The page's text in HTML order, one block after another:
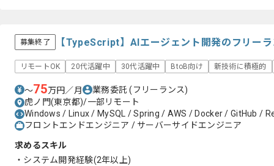
募集終了 【TypeScript】AIエージェント開発のフリー
リモートOK 20代活躍中 30代活躍中 BtoB向け 新技術に積極的
〜75万円／月 業務委託(フリーランス)
虎ノ門(東京都)/一部リモート
Windows / Linux / MySQL / Spring / AWS / Docker / GitHub /
フロントエンドエンジニア / サーバーサイドエンジニア
求めるスキル
・システム開発経験(2年以上)